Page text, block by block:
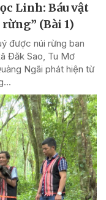
Linh: Báu vật
(Bài 1)
được núi rừng ban
Đăk Sao, Tu Mơ
Ngãi phát hiện từ